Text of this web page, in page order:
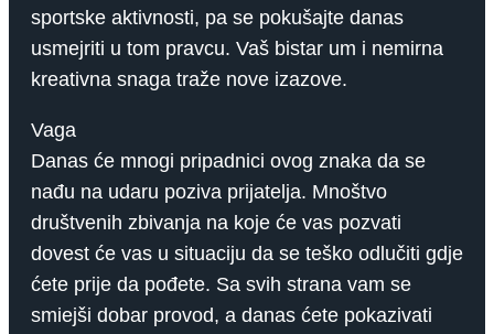
sportske aktivnosti, pa se pokušajte danas
usmejriti u tom pravcu. Vaš bistar um i nemirna
kreativna snaga traže nove izazove.
Vaga
Danas će mnogi pripadnici ovog znaka da se
nađu na udaru poziva prijatelja. Mnoštvo
društvenih zbivanja na koje će vas pozvati
dovest će vas u situaciju da se teško odlučiti gdje
ćete prije da pođete. Sa svih strana vam se
smiejši dobar provod, a danas ćete pokazivati ​​